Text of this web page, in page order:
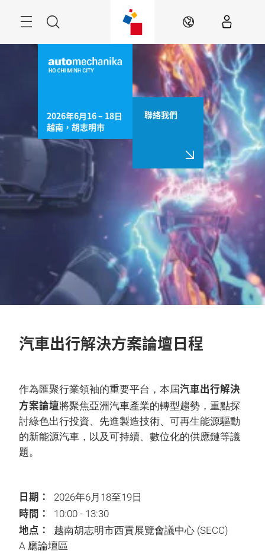
Navigation ZH
2026年6月16 – 18日
越南，胡志明市
聯絡我們
汽車出行解決方案論壇日程
作為匯聚行業領袖的重要平台，本屆汽車出行解決
方案論壇將聚焦亞洲汽車產業的轉型趨勢，重點探
討綠色出行投資、先進製造技術、可再生能源驅動
的新能源汽車，以及可持續、數位化的供應鏈等議
題。
日期： 2026年6月18至19日
時間： 10:00 - 13:30
地点： 越南胡志明市西貢展覽會議中心 (SECC)
A 廳論壇區